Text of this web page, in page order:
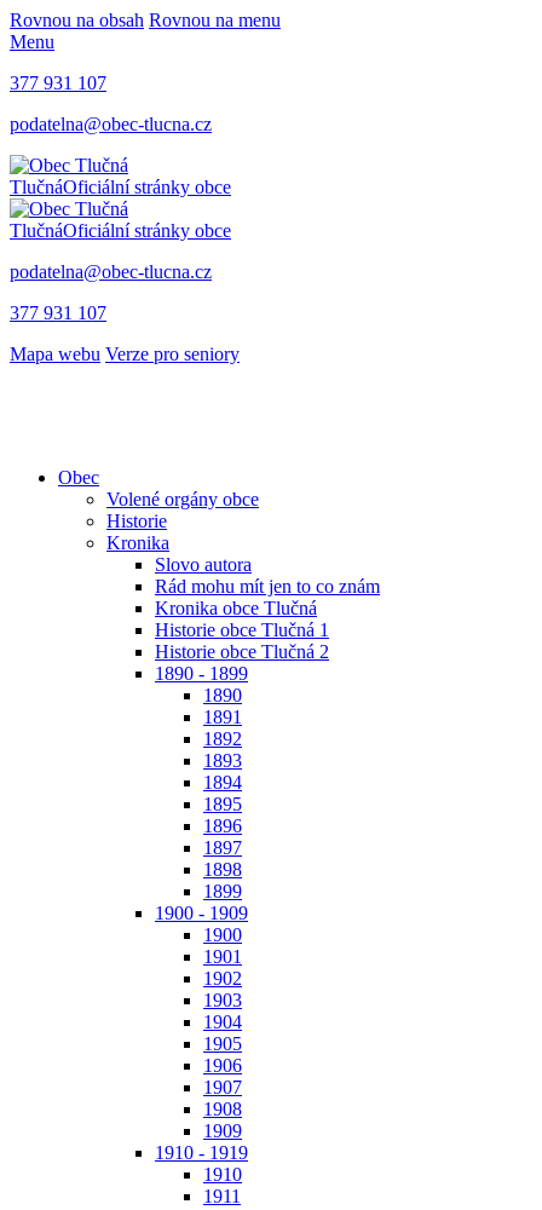
Rovnou na obsah Rovnou na menu
Menu
377 931 107
podatelna@obec-tlucna.cz
TlučnáOficiální stránky obce
TlučnáOficiální stránky obce
podatelna@obec-tlucna.cz
377 931 107
Mapa webu Verze pro seniory
Obec
Volené orgány obce
Historie
Kronika
Slovo autora
Rád mohu mít jen to co znám
Kronika obce Tlučná
Historie obce Tlučná 1
Historie obce Tlučná 2
1890 - 1899
1890
1891
1892
1893
1894
1895
1896
1897
1898
1899
1900 - 1909
1900
1901
1902
1903
1904
1905
1906
1907
1908
1909
1910 - 1919
1910
1911